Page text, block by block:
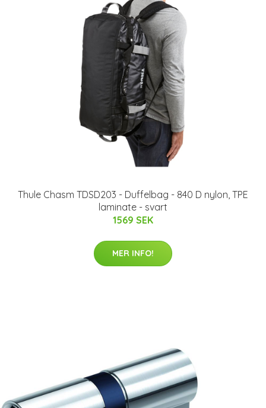
Thule Chasm TDSD203 - Duffelbag - 840 D nylon, TPE
laminate - svart
1569 SEK
MER INFO!